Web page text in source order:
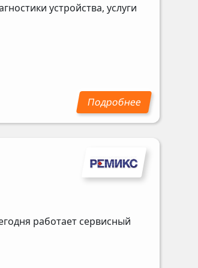
устройства, услуги
работает сервисный